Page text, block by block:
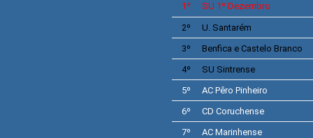
1º SU 1º Dezembro
2º
U. Santarém
3º
Benfica e Castelo Branco
4º
SU Sintrense
5º
AC Pêro Pinheiro
6º
CD Coruchense
7º
AC Marinhense